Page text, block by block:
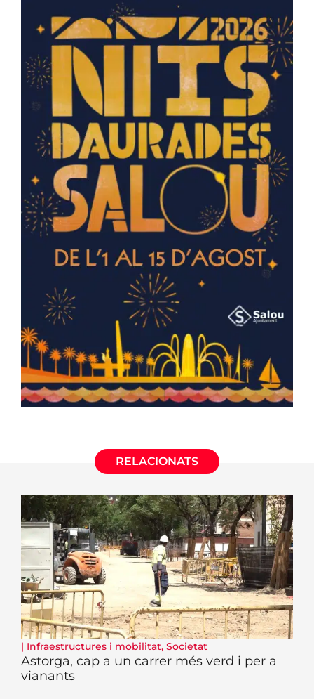
RELACIONATS
| Infraestructures i mobilitat, Societat
Astorga, cap a un carrer més verd i per a
vianants